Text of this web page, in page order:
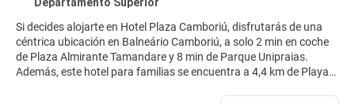
Si decides alojarte en Hotel Plaza Camboriú, disfrutarás de una
céntrica ubicación en Balneário Camboriú, a solo 2 min en coche
de Plaza Almirante Tamandare y 8 min de Parque Unipraias.
Además, este hotel para familias se encuentra a 4,4 km de Playa